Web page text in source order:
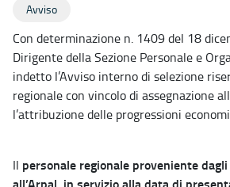
Avviso
Con determinazione n. 1409 del 18
Dirigente della Sezione Personale e
indetto l’Avviso interno di selezione
regionale con vincolo di assegnazione
l’attribuzione delle progressioni
Il personale regionale proveniente dagli
all’Arpal, in servizio alla data di